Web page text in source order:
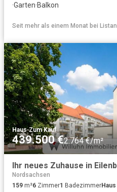
·Garten·Balkon
Seit mehr als einem Monat bei
Haus·Zum Kauf
439.500 €2.764 €/m²
Nordsachsen
159 m²6 Zimmer1 BadezimmerHaus